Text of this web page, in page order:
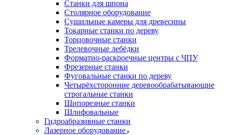
Станки для шпона
Столярное оборудование
Сушильные камеры для древесины
Токарные станки по дереву
Торцовочные станки
Трелевочные лебёдки
Форматно-раскроечные центры с ЧПУ
Фрезерные станки
Фуговальные станки по дереву
Четырёхсторонние деревообрабатывающие
строгальные станки
Шипорезные станки
Шлифовальные
Гидроабразивные станки
Лазерное оборудование